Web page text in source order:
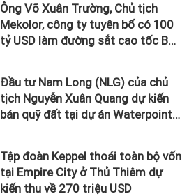
Ông Võ Xuân Trường, Chủ tịch
Mekolor, công ty tuyên bố có 100
tỷ USD làm đường sắt cao tốc Bắc
Đầu tư Nam Long (NLG) của chủ
tịch Nguyễn Xuân Quang dự kiến
bán quỹ đất tại dự án Waterpoint,
Tập đoàn Keppel thoái toàn bộ vốn
tại Empire City ở Thủ Thiêm dự
kiến thu về 270 triệu USD